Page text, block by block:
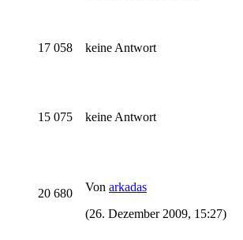
17 058 keine Antwort
15 075 keine Antwort
20 680 Von arkadas
(26. Dezember 2009, 15:27)